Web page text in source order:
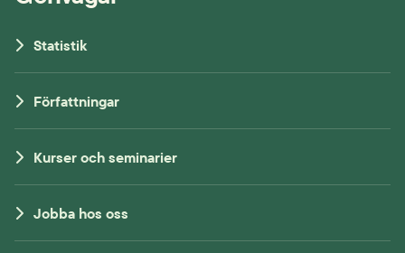
Statistik
Författningar
Kurser och seminarier
Jobba hos oss